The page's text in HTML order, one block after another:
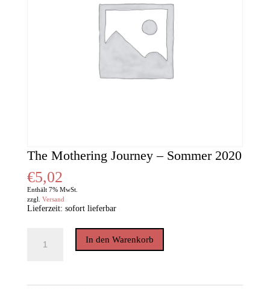
The Mothering Journey – Sommer 2020
€5,02
Enthält 7% MwSt.
zzgl. Versand
Lieferzeit: sofort lieferbar
Mothering
In den Warenkorb